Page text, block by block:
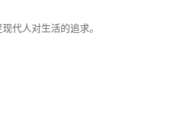
代人对生活的追求。